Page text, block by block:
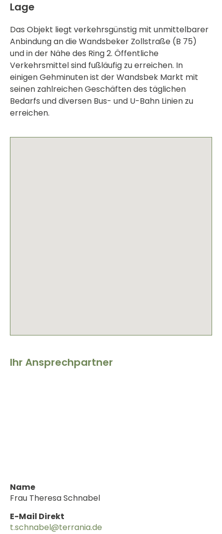
Lage
Das Objekt liegt verkehrsgünstig mit unmittelbarer
Anbindung an die Wandsbeker Zollstraße (B 75)
und in der Nähe des Ring 2. Öffentliche
Verkehrsmittel sind fußläufig zu erreichen. In
einigen Gehminuten ist der Wandsbek Markt mit
seinen zahlreichen Geschäften des täglichen
Bedarfs und diversen Bus- und U-Bahn Linien zu
erreichen.
Ihr Ansprechpartner
Name
Frau Theresa Schnabel
E-Mail Direkt
t.schnabel@terrania.de